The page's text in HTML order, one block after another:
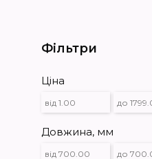
Фільтри
Ціна
Довжина, мм